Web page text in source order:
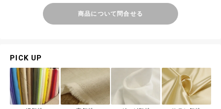
商品について問合せる
PICK UP